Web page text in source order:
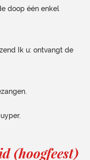
doop één enkel
Ik u: ontvangt de
(hoogfeest)